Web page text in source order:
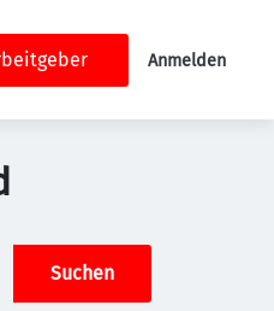
Anmelden
Suchen